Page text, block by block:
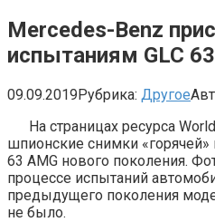
Mercedes-Benz
испытаниям GLC
09.09.2019Рубрика: Другое
На страницах ресурса
шпионские снимки
63 AMG нового поколения.
процессе испытаний
предыдущего поколения
не было.